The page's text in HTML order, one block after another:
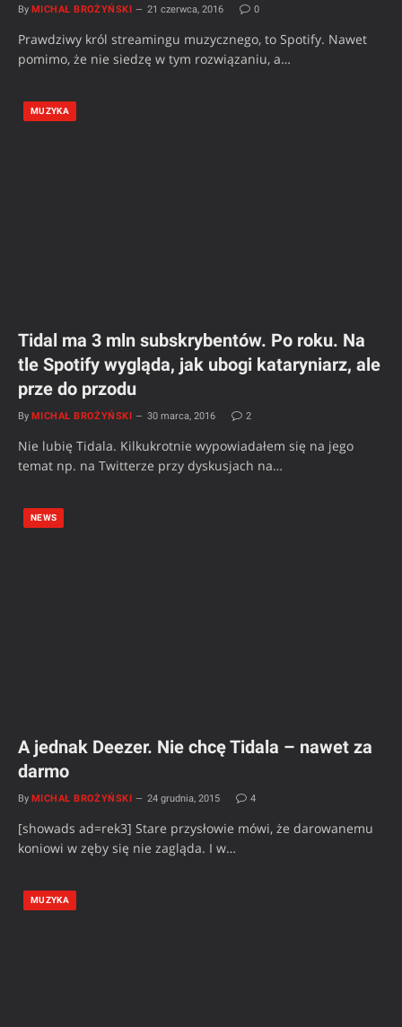
By MICHAŁ BROŻYŃSKI 21 czerwca, 2016 0
Prawdziwy król streamingu muzycznego, to Spotify. Nawet
pomimo, że nie siedzę w tym rozwiązaniu, a…
MUZYKA
Tidal ma 3 mln subskrybentów. Po roku. Na
tle Spotify wygląda, jak ubogi kataryniarz, ale
prze do przodu
By MICHAŁ BROŻYŃSKI 30 marca, 2016 2
Nie lubię Tidala. Kilkukrotnie wypowiadałem się na jego
temat np. na Twitterze przy dyskusjach na…
NEWS
A jednak Deezer. Nie chcę Tidala – nawet za
darmo
By MICHAŁ BROŻYŃSKI 24 grudnia, 2015 4
[showads ad=rek3] Stare przysłowie mówi, że darowanemu
koniowi w zęby się nie zagląda. I w…
MUZYKA